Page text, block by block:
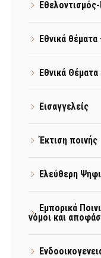
Εθνικά
Εθνικά
Εισαγγελείς
Έκτιση ποινής
Ελεύθερη
Εμπορικά
νόμοι και